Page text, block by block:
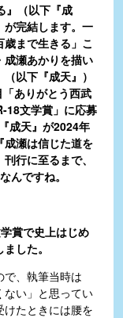
』（以下『成
が完結します。一
まで生きる」こ
成瀬あかりを描い
以下『成天』）
ありがとう西武
18文学賞」に応募
成天』が2024年
成瀬は信じた道を
行に至るまで、
んですね。
賞で史上はじめ
した。
、執筆当時は
ない」と思ってい
たときには腰を